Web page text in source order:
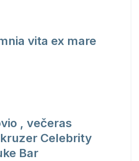
vita ex mare
, večeras
Celebrity
Bar